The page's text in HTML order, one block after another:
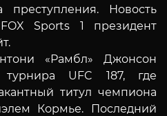
Новость
Sports 1 президент
«Рамбл» Джонсон
UFC 187, где
титул чемпиона
Кормье. Последний